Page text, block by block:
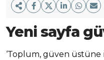
Yeni sayfa
‘Toplum, güven üstüne